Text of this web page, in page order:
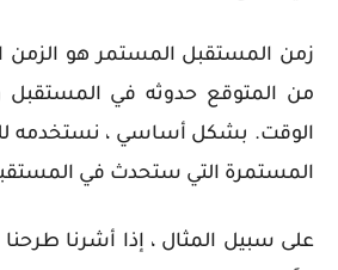
زمن المستقبل المستمر هو الزمن
من المتوقع حدوثه في
الوقت. بشكل أساسي ، نستخدمه
المستمرة التي ستحدث في
على سبيل المثال ، إذا أشرنا